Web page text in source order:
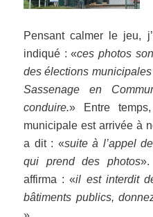
Pensant calmer le jeu,
indiqué : «ces photos
des élections
Sassenage en
conduire.» Entre
municipale est arrivée à
a dit : «suite à l’appel
qui prend des photos».
affirma : «il est interdit
bâtiments publics,